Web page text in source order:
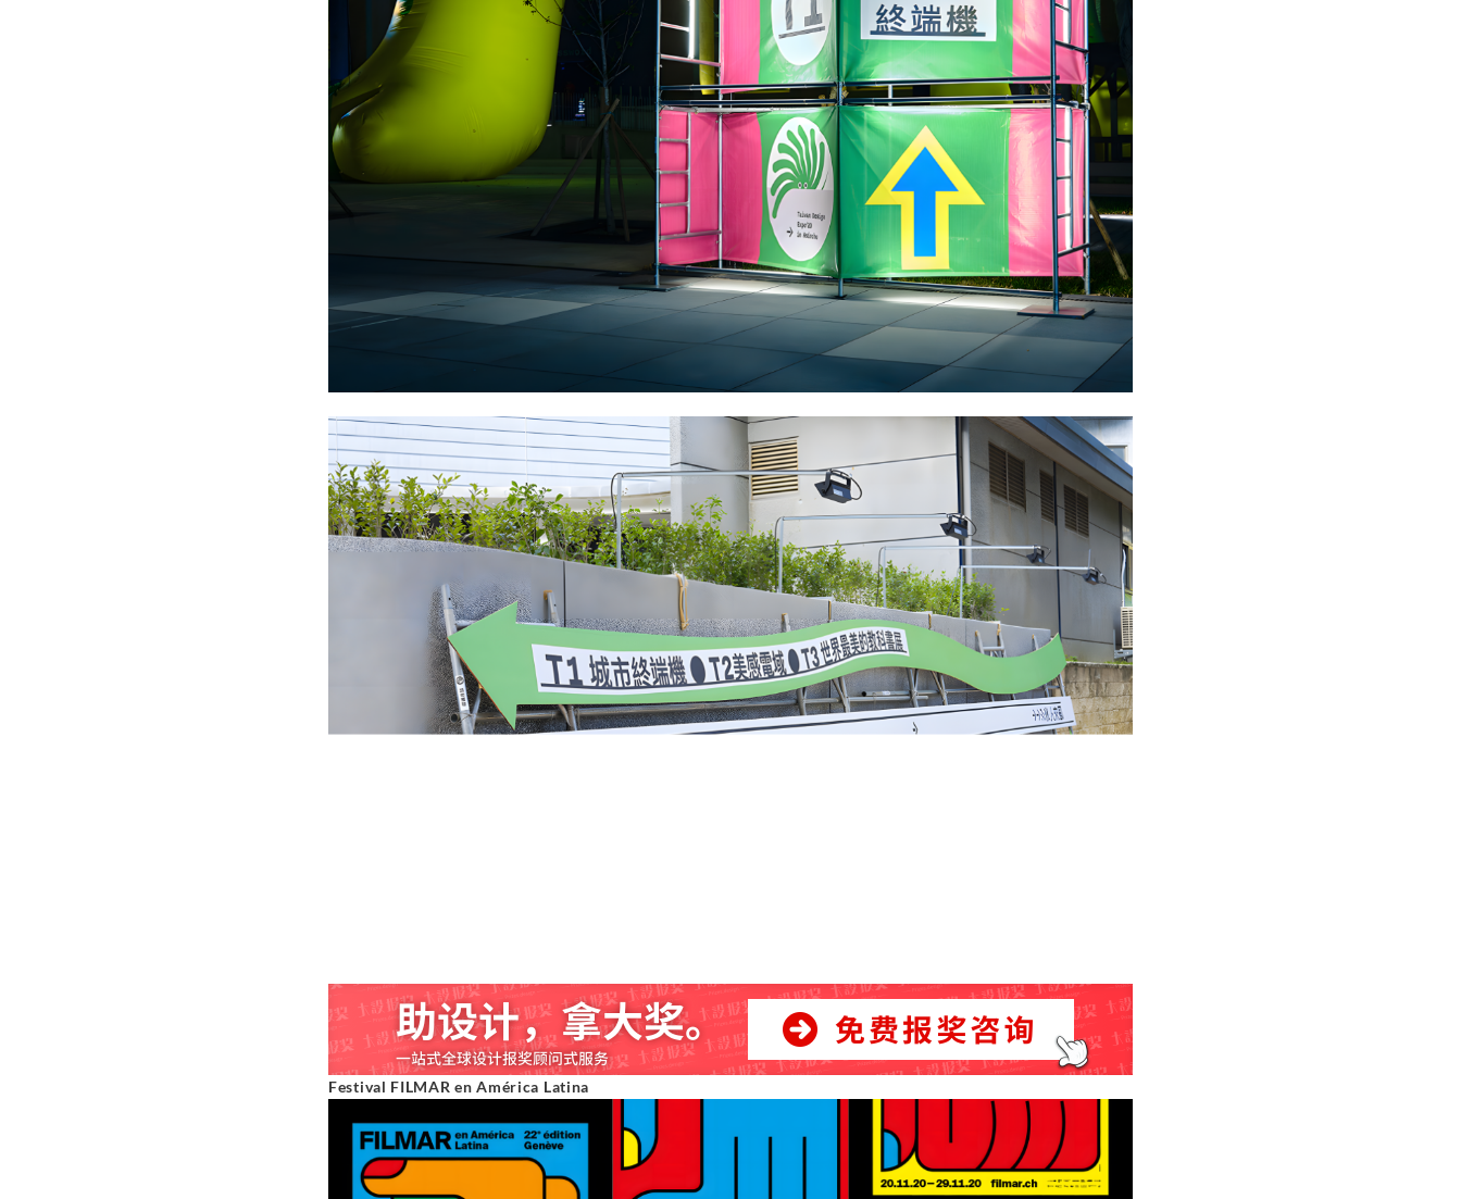
Festival FILMAR en América Latina